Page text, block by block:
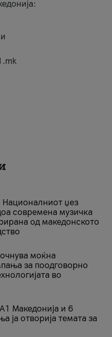
Националниот џез
современа музичка
од македонското
моќна
за поодговорно
во
Македонија и 6
ја отворија темата за